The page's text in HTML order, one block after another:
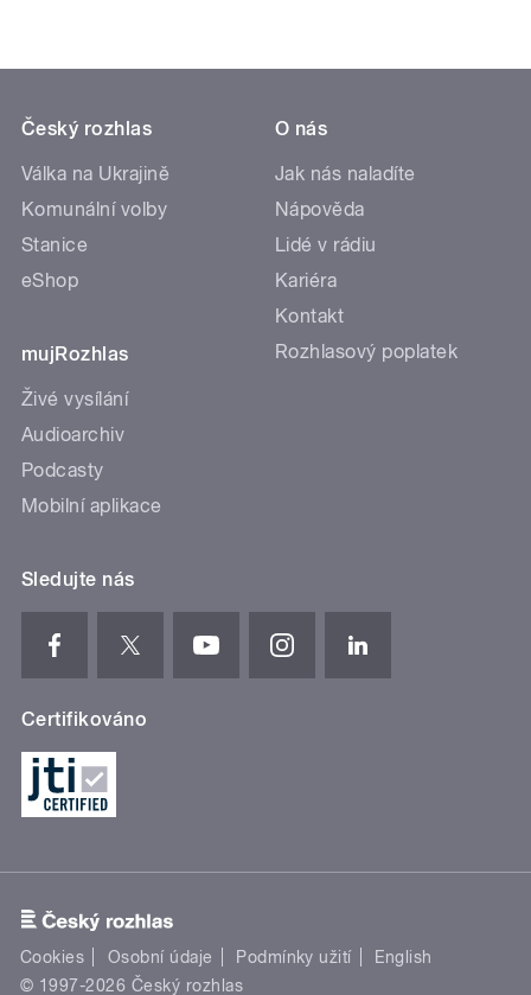
Český rozhlas
Válka na Ukrajině
Komunální volby
Stanice
eShop
mujRozhlas
Živé vysílání
Audioarchiv
Podcasty
Mobilní aplikace
O nás
Jak nás naladíte
Nápověda
Lidé v rádiu
Kariéra
Kontakt
Rozhlasový poplatek
Sledujte nás
Certifikováno
Cookies Osobní údaje Podmínky užití
English
© 1997-2026 Český rozhlas